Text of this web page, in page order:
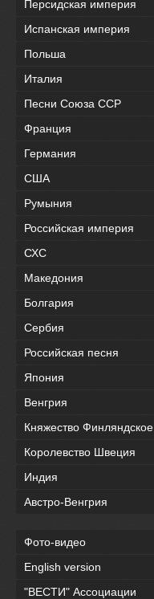
Персидская империя
Испанская империя
Польша
Италия
Песни Союза ССР
Франция
Германия
США
Румыния
Российская империя
СХС
Македония
Болгария
Сербия
Российская песня
Япония
Венгрия
Княжество Финляндское
Королевство Швеция
Индия
Австро-Венгрия
Фото-видео
English version
"ВЕСТИ" Ассоциации